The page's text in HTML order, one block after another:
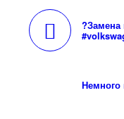
?Замена
Немного